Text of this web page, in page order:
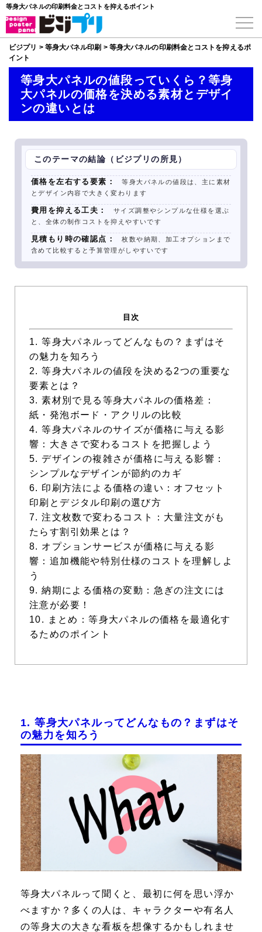
等身大パネルの印刷料金とコストを抑えるポイント
ビジプリ > 等身大パネル印刷 > 等身大パネルの印刷料金とコストを抑えるポ
イント
等身大パネルの値段っていくら？等身
大パネルの価格を決める素材とデザイ
ンの違いとは
このテーマの結論（ビジプリの所見）
価格を左右する要素：
等身大パネルの値段は、主に素材
とデザイン内容で大きく変わります
費用を抑える工夫：
サイズ調整やシンプルな仕様を選ぶ
と、全体の制作コストを抑えやすいです
見積もり時の確認点：
枚数や納期、加工オプションまで
含めて比較すると予算管理がしやすいです
目次
1. 等身大パネルってどんなもの？まずはそ
の魅力を知ろう
2. 等身大パネルの値段を決める2つの重要な
要素とは？
3. 素材別で見る等身大パネルの価格差：
紙・発泡ボード・アクリルの比較
4. 等身大パネルのサイズが価格に与える影
響：大きさで変わるコストを把握しよう
5. デザインの複雑さが価格に与える影響：
シンプルなデザインが節約のカギ
6. 印刷方法による価格の違い：オフセット
印刷とデジタル印刷の選び方
7. 注文枚数で変わるコスト：大量注文がも
たらす割引効果とは？
8. オプションサービスが価格に与える影
響：追加機能や特別仕様のコストを理解しよ
う
9. 納期による価格の変動：急ぎの注文には
注意が必要！
10. まとめ：等身大パネルの価格を最適化す
るためのポイント
1. 等身大パネルってどんなもの？まずはそ
の魅力を知ろう
等身大パネルって聞くと、最初に何を思い浮か
べますか？多くの人は、キャラクターや有名人
の等身大の大きな看板を想像するかもしれませ